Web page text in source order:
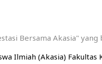
Bersama Akasia"
Ilmiah (Akasia)